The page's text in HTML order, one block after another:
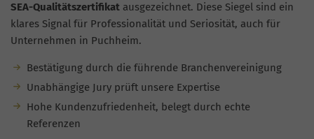
SEA-Qualitätszertifikat ausgezeichnet. Diese Siegel sind ein
klares Signal für Professionalität und Seriosität, auch für
Unternehmen in Puchheim.
Bestätigung durch die führende Branchenvereinigung
Unabhängige Jury prüft unsere Expertise
Hohe Kundenzufriedenheit, belegt durch echte
Referenzen